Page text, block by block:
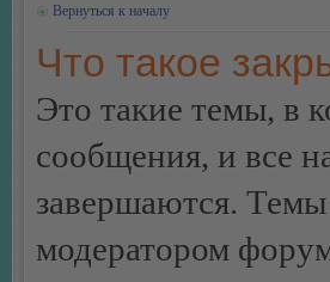
Вернуться к началу
Что такое
Это такие темы, в
сообщения, и все
завершаются.
модератором